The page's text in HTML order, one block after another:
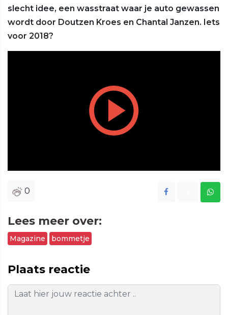
slecht idee, een wasstraat waar je auto gewassen
wordt door Doutzen Kroes en Chantal Janzen. Iets
voor 2018?
Play
0
Lees meer over:
Magazine bommetje
Plaats reactie